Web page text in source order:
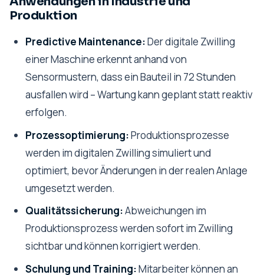
Produktion
Predictive Maintenance:Der digitale Zwilling
einer Maschine erkennt anhand von
Sensormustern, dass ein Bauteil in 72 Stunden
ausfallen wird – Wartung kann geplant statt reaktiv
erfolgen.
Prozessoptimierung:Produktionsprozesse
werden im digitalen Zwilling simuliert und
optimiert, bevor Änderungen in der realen Anlage
umgesetzt werden.
Qualitätssicherung:Abweichungen im
Produktionsprozess werden sofort im Zwilling
sichtbar und können korrigiert werden.
Schulung und Training:Mitarbeiter können an